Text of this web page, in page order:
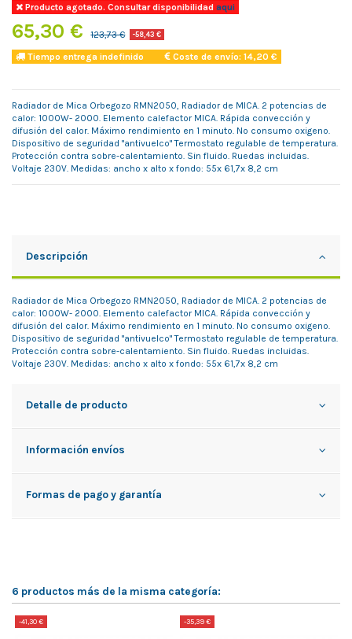
Producto agotado. Consultar disponibilidadaqui
65,30 € 123,73 € -58,43 €
Tiempo entrega indefinido Coste de envío: 14,20 €
Radiador de Mica Orbegozo RMN2050, Radiador de MICA. 2 potencias de
calor: 1000W- 2000. Elemento calefactor MICA. Rápida convección y
difusión del calor. Máximo rendimiento en 1 minuto. No consumo oxigeno.
Dispositivo de seguridad "antivuelco" Termostato regulable de temperatura.
Protección contra sobre-calentamiento. Sin fluido. Ruedas incluidas.
Voltaje 230V. Medidas: ancho x alto x fondo: 55x 61,7x 8,2 cm
Descripción
Radiador de Mica Orbegozo RMN2050, Radiador de MICA. 2 potencias de
calor: 1000W- 2000. Elemento calefactor MICA. Rápida convección y
difusión del calor. Máximo rendimiento en 1 minuto. No consumo oxigeno.
Dispositivo de seguridad "antivuelco" Termostato regulable de temperatura.
Protección contra sobre-calentamiento. Sin fluido. Ruedas incluidas.
Voltaje 230V. Medidas: ancho x alto x fondo: 55x 61,7x 8,2 cm
Detalle de producto
Información envíos
Formas de pago y garantía
6 productos más de la misma categoría:
-41,30 € -35,39 €